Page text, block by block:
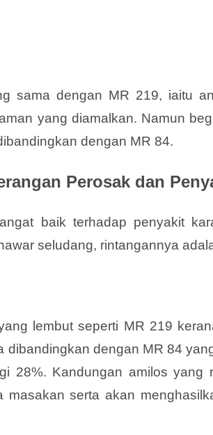
sama dengan MR 219, iaitu
yang diamalkan. Namun
dengan MR 84.
Perosak dan
baik terhadap penyakit
seludang, rintangannya
lembut seperti MR 219
dibandingkan dengan MR 84
28%. Kandungan amilos yang
serta akan